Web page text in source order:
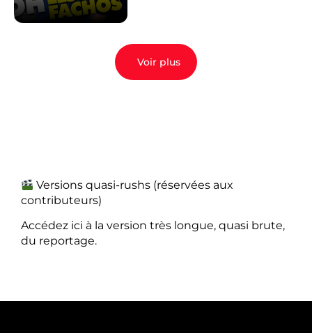
Voir plus
Versions quasi-rushs (réservées aux
contributeurs)
Accédez ici à la version très longue, quasi brute,
du reportage.